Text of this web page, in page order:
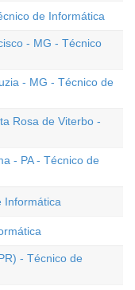
de Informática
- MG - Técnico
- MG - Técnico de
Rosa de Viterbo -
- PA - Técnico de
Informática
- Técnico de